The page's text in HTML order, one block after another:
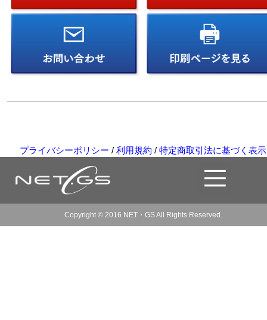
プライバシーポリシー / 利用規約 / 特定商取引法に基づく表示
Copyright © 2016 NET・GS All Rights Reserved.